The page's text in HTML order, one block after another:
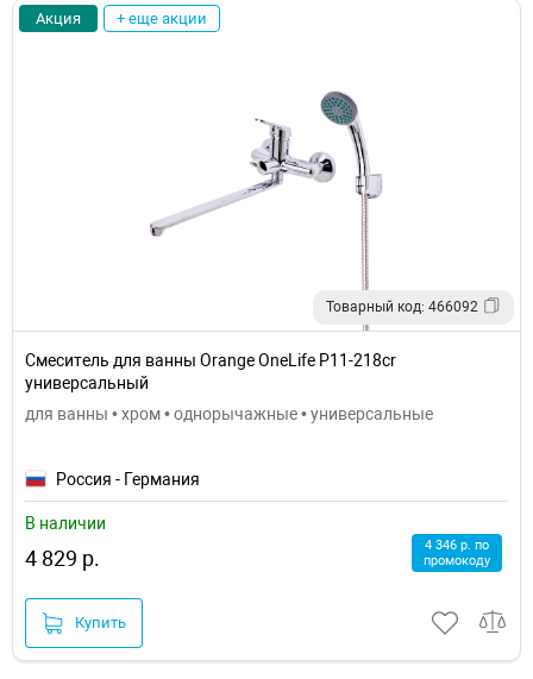
Акция + еще акции
Товарный код: 466092
Смеситель для ванны Orange OneLife P11-218cr
универсальный
для ванны • хром • однорычажные • универсальные
Россия - Германия
В наличии
4 829 р.
4 346 р. по
промокоду
Купить